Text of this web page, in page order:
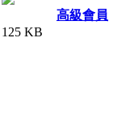
高級會員
125 KB